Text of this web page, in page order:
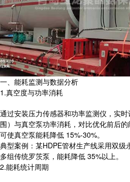
一、能耗监测与数据分析
1.真空度与功率消耗
通过安装压力传感器和功率监测仪，实
围）与真空泵功率消耗，对比优化前后
可使真空泵能耗降低 15%-30%。
典型案例：某HDPE管材生产线采用双
多组传统罗茨泵，能耗降低 35%以上。
2.能耗统计周期